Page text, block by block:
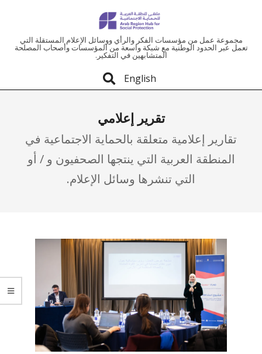
ملتقى
للحماية
الاجتماعية
مجموعة عمل من مؤسسات الفكر والرأي ووسائل الإعلام المستقلة التي
تعمل عبر الحدود الوطنية مع شبكة واسعة من المؤسسات وأصحاب المصلحة
المتشابهين في التفكير.
English
تقرير إعلامي
تقارير إعلامية متعلقة بالحماية الاجتماعية في
المنطقة العربية التي ينتجها الصحفيون و / أو
التي تنشرها وسائل الإعلام.